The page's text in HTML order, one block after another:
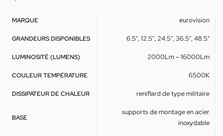
MARQUE eurovision
GRANDEURS DISPONIBLES 6.5", 12.5", 24.5", 36.5", 48.5"
LUMINOSITÉ (LUMENS) 2000Lm – 16000Lm
COULEUR TEMPÉRATURE 6500K
DISSIPATEUR DE CHALEUR reniflard de type militaire
BASE
supports de montage en acier
inoxydable